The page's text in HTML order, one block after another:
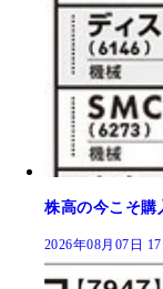
株高の今こそ購
2026年08月07日